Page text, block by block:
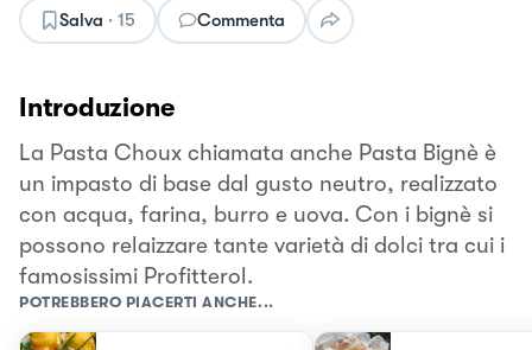
Salva · 15 Commenta
Introduzione
La Pasta Choux chiamata anche Pasta Bignè è
un impasto di base dal gusto neutro, realizzato
con acqua, farina, burro e uova. Con i bignè si
possono relaizzare tante varietà di dolci tra cui i
famosissimi Profitterol.
POTREBBERO PIACERTI ANCHE...